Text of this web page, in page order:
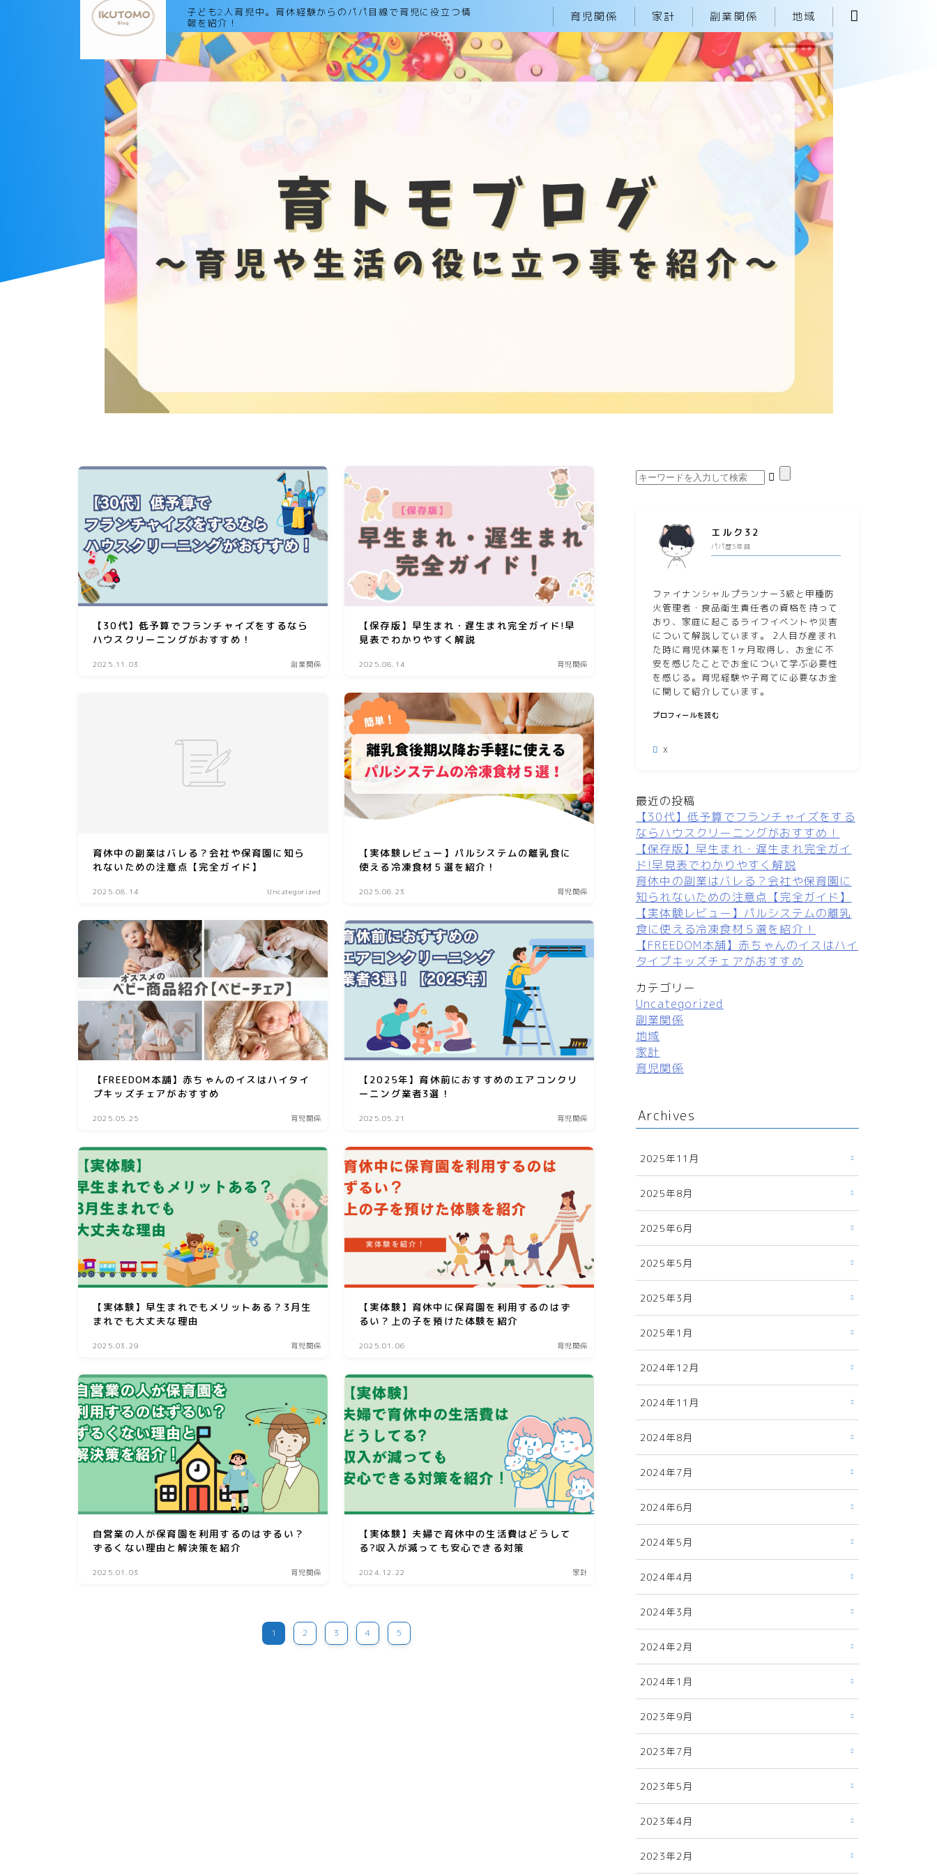
子ども2人育児中。育休経験からのパパ目線で育児に役立つ情
報を紹介！
育児関係 家計 副業関係 地域
【30代】低予算でフランチャイズをするなら
ハウスクリーニングがおすすめ！
2025.11.03 副業関係
【保存版】早生まれ・遅生まれ完全ガイド!早
見表でわかりやすく解説
2025.08.14 育児関係
育休中の副業はバレる？会社や保育園に知ら
れないための注意点【完全ガイド】
2025.08.14 Uncategorized
【実体験レビュー】パルシステムの離乳食に
使える冷凍食材５選を紹介！
2025.06.23 育児関係
【FREEDOM本舗】赤ちゃんのイスはハイタイ
プキッズチェアがおすすめ
2025.05.25 育児関係
【2025年】育休前におすすめのエアコンクリ
ーニング業者3選！
2025.05.21 育児関係
【実体験】早生まれでもメリットある？3月生
まれでも大丈夫な理由
2025.03.29 育児関係
【実体験】育休中に保育園を利用するのはず
るい？上の子を預けた体験を紹介
2025.01.06 育児関係
自営業の人が保育園を利用するのはずるい？
ずるくない理由と解決策を紹介
2025.01.03 育児関係
【実体験】夫婦で育休中の生活費はどうして
る?収入が減っても安心できる対策
2024.12.22 家計
1 2 3 4 5
エルク32
パパ歴5年目
ファイナンシャルプランナー3級と甲種防
火管理者・食品衛生責任者の資格を持って
おり、家庭に起こるライフイベントや災害
について解説しています。 2人目が産まれ
た時に育児休業を1ヶ月取得し、お金に不
安を感じたことでお金について学ぶ必要性
を感じる。育児経験や子育てに必要なお金
に関して紹介しています。
プロフィールを読む
X
最近の投稿
【30代】低予算でフランチャイズをする
ならハウスクリーニングがおすすめ！
【保存版】早生まれ・遅生まれ完全ガイ
ド!早見表でわかりやすく解説
育休中の副業はバレる？会社や保育園に
知られないための注意点【完全ガイド】
【実体験レビュー】パルシステムの離乳
食に使える冷凍食材５選を紹介！
【FREEDOM本舗】赤ちゃんのイスはハイ
タイプキッズチェアがおすすめ
カテゴリー
Uncategorized
副業関係
地域
家計
育児関係
Archives
2025年11月
2025年8月
2025年6月
2025年5月
2025年3月
2025年1月
2024年12月
2024年11月
2024年8月
2024年7月
2024年6月
2024年5月
2024年4月
2024年3月
2024年2月
2024年1月
2023年9月
2023年7月
2023年5月
2023年4月
2023年2月